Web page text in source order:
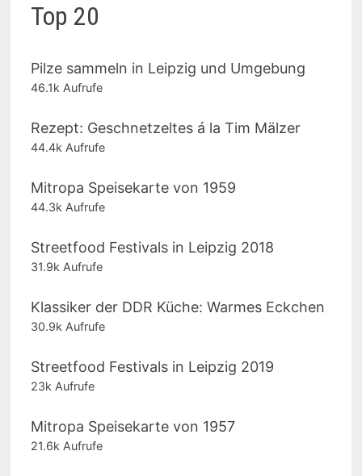
Top 20
Pilze sammeln in Leipzig und Umgebung
46.1k Aufrufe
Rezept: Geschnetzeltes á la Tim Mälzer
44.4k Aufrufe
Mitropa Speisekarte von 1959
44.3k Aufrufe
Streetfood Festivals in Leipzig 2018
31.9k Aufrufe
Klassiker der DDR Küche: Warmes Eckchen
30.9k Aufrufe
Streetfood Festivals in Leipzig 2019
23k Aufrufe
Mitropa Speisekarte von 1957
21.6k Aufrufe